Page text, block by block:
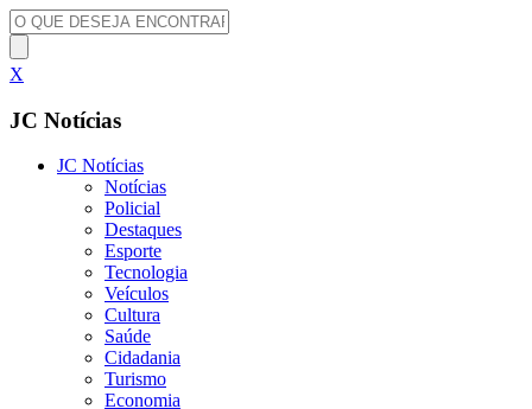
X
JC Notícias
JC Notícias
Notícias
Policial
Destaques
Esporte
Tecnologia
Veículos
Cultura
Saúde
Cidadania
Turismo
Economia